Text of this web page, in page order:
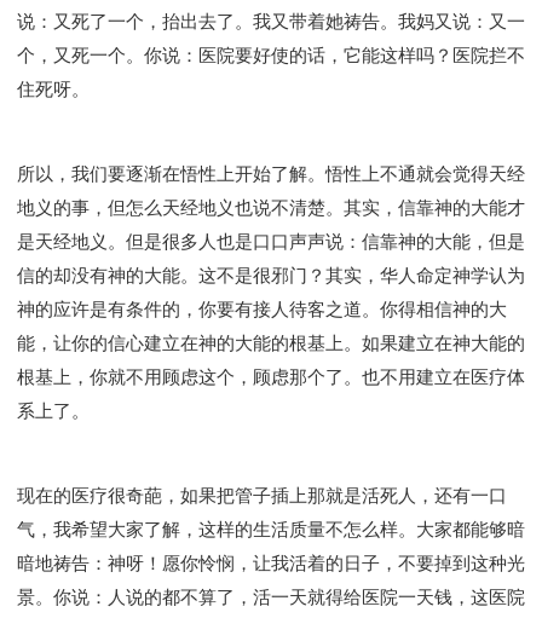
说：又死了一个，抬出去了。我又带着她祷告。我妈又说：又一
个，又死一个。你说：医院要好使的话，它能这样吗？医院拦不
住死呀。
所以，我们要逐渐在悟性上开始了解。悟性上不通就会觉得天经
地义的事，但怎么天经地义也说不清楚。其实，信靠神的大能才
是天经地义。但是很多人也是口口声声说：信靠神的大能，但是
信的却没有神的大能。这不是很邪门？其实，华人命定神学认为
神的应许是有条件的，你要有接人待客之道。你得相信神的大
能，让你的信心建立在神的大能的根基上。如果建立在神大能的
根基上，你就不用顾虑这个，顾虑那个了。也不用建立在医疗体
系上了。
现在的医疗很奇葩，如果把管子插上那就是活死人，还有一口
气，我希望大家了解，这样的生活质量不怎么样。大家都能够暗
暗地祷告：神呀！愿你怜悯，让我活着的日子，不要掉到这种光
景。你说：人说的都不算了，活一天就得给医院一天钱，这医院